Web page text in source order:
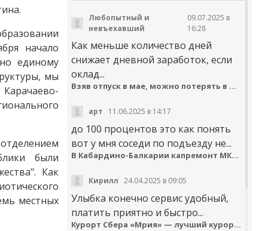
начало
единому
мы
были
Как
местных
Любопытный и
невъехавший
09.07.2025 в
16:28
Как меньше количество дней
снижает дневной заработок, если
оклад...
Взяв отпуск в мае, можно потерять в деньгах
арт 11.06.2025 в 14:17
до 100 процентов это как понять
вот у мня соседи по подъезду не...
В Кабардино-Балкарии капремонт МКД идёт с опережением графика
Кирилл 24.04.2025 в 09:05
Улыбка конечно сервис удобный,
платить приятно и быстро...
Курорт Сбера «Мрия» — лучший курортный отель по версии Russian Hospitality Awards